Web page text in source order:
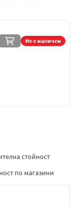
Не е наличен
стойност
по магазини